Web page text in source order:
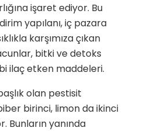
işaret ediyor. Bu
yapılanı, iç pazara
karşımıza çıkan
bitki ve detoks
ilaç etken maddeleri.
olan pestisit
birinci, limon da ikinci
Bunların yanında